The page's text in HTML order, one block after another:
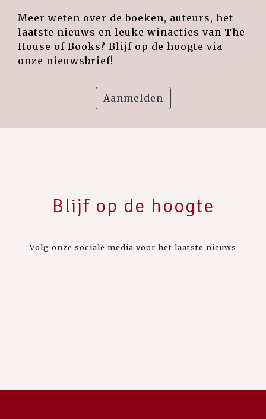
Meer weten over de boeken, auteurs, het
laatste nieuws en leuke winacties van The
House of Books? Blijf op de hoogte via
onze nieuwsbrief!
Aanmelden
Blijf op de hoogte
Volg onze sociale media voor het laatste nieuws